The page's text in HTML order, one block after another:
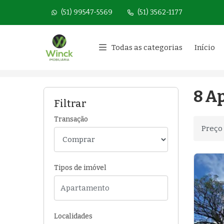
(51) 99547-5569 (51) 3562-1177
Página inicial
Todas as categorias Início
Filtrar
Transação
Tipos de imóvel
Localidades
8